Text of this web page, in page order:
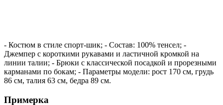
- Костюм в стиле спорт-шик; - Состав: 100% тенсел; -
Джемпер с короткими рукавами и ластичной кромкой на
линии талии; - Брюки с классической посадкой и прорезными
карманами по бокам; - Параметры модели: рост 170 см, грудь
86 см, талия 63 см, бедра 89 см.
Примерка